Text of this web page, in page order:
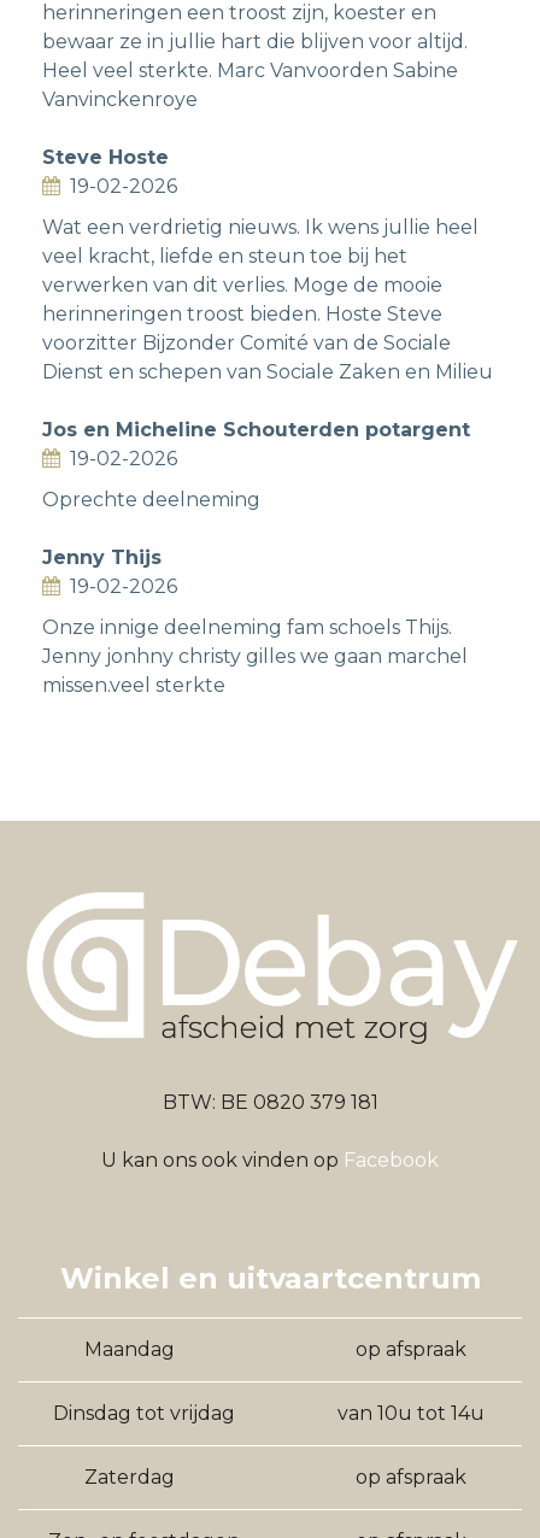
herinneringen een troost zijn, koester en
bewaar ze in jullie hart die blijven voor altijd.
Heel veel sterkte. Marc Vanvoorden Sabine
Vanvinckenroye
Steve Hoste
19-02-2026
Wat een verdrietig nieuws. Ik wens jullie heel
veel kracht, liefde en steun toe bij het
verwerken van dit verlies. Moge de mooie
herinneringen troost bieden. Hoste Steve
voorzitter Bijzonder Comité van de Sociale
Dienst en schepen van Sociale Zaken en Milieu
Jos en Micheline Schouterden potargent
19-02-2026
Oprechte deelneming
Jenny Thijs
19-02-2026
Onze innige deelneming fam schoels Thijs.
Jenny jonhny christy gilles we gaan marchel
missen.veel sterkte
BTW: BE 0820 379 181
U kan ons ook vinden op Facebook
Winkel en uitvaartcentrum
Maandag op afspraak
Dinsdag tot vrijdag van 10u tot 14u
Zaterdag op afspraak